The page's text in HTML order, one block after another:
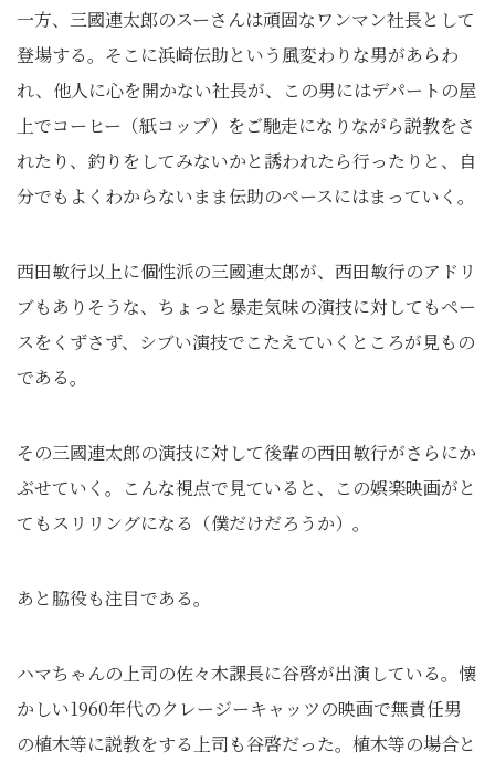
一方、三國連太郎のスーさんは頑固なワンマン社長として
登場する。そこに浜崎伝助という風変わりな男があらわ
れ、他人に心を開かない社長が、この男にはデパートの屋
上でコーヒー（紙コップ）をご馳走になりながら説教をさ
れたり、釣りをしてみないかと誘われたら行ったりと、自
分でもよくわからないまま伝助のペースにはまっていく。
西田敏行以上に個性派の三國連太郎が、西田敏行のアドリ
ブもありそうな、ちょっと暴走気味の演技に対してもペー
スをくずさず、シブい演技でこたえていくところが見もの
である。
その三國連太郎の演技に対して後輩の西田敏行がさらにか
ぶせていく。こんな視点で見ていると、この娯楽映画がと
てもスリリングになる（僕だけだろうか）。
あと脇役も注目である。
ハマちゃんの上司の佐々木課長に谷啓が出演している。懐
かしい1960年代のクレージーキャッツの映画で無責任男
の植木等に説教をする上司も谷啓だった。植木等の場合と